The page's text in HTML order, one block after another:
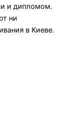
и дипломом.
ни
в Киеве.